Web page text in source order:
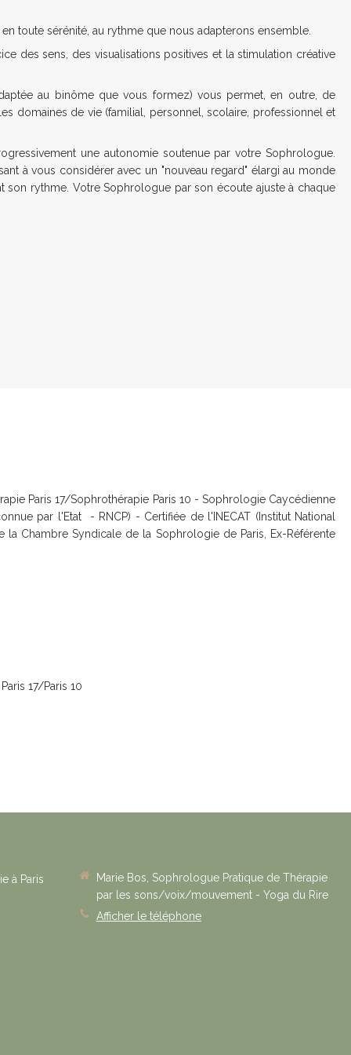
toute sérénité, au rythme que nous adapterons ensemble.
des sens, des visualisations positives et la stimulation créative
au binôme que vous formez) vous permet, en outre, de
domaines de vie (familial, personnel, scolaire, professionnel et
une autonomie soutenue par votre Sophrologue.
à vous considérer avec un "nouveau regard" élargi au monde
rythme. Votre Sophrologue par son écoute ajuste à chaque
Paris 17/Sophrothérapie Paris 10 - Sophrologie Caycédienne
par l'Etat - RNCP) - Certifiée de l'INECAT (Institut National
Chambre Syndicale de la Sophrologie de Paris, Ex-Référente
17/Paris 10
à Paris
Marie Bos, Sophrologue Pratique de Thérapie
par les sons/voix/mouvement - Yoga du Rire
Afficher le téléphone